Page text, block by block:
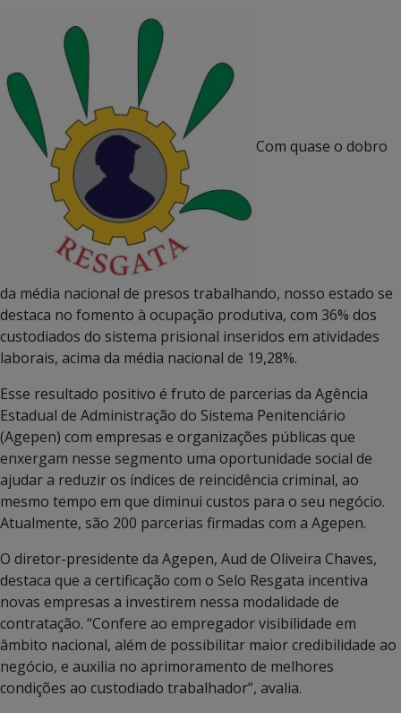
Com quase o dobro
da média nacional de presos trabalhando, nosso estado se
destaca no fomento à ocupação produtiva, com 36% dos
custodiados do sistema prisional inseridos em atividades
laborais, acima da média nacional de 19,28%.
Esse resultado positivo é fruto de parcerias da Agência
Estadual de Administração do Sistema Penitenciário
(Agepen) com empresas e organizações públicas que
enxergam nesse segmento uma oportunidade social de
ajudar a reduzir os índices de reincidência criminal, ao
mesmo tempo em que diminui custos para o seu negócio.
Atualmente, são 200 parcerias firmadas com a Agepen.
O diretor-presidente da Agepen, Aud de Oliveira Chaves,
destaca que a certificação com o Selo Resgata incentiva
novas empresas a investirem nessa modalidade de
contratação. “Confere ao empregador visibilidade em
âmbito nacional, além de possibilitar maior credibilidade ao
negócio, e auxilia no aprimoramento de melhores
condições ao custodiado trabalhador”, avalia.